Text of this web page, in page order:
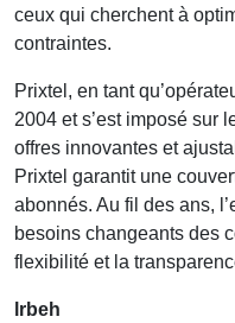
ceux qui cherchent à
contraintes.
Prixtel, en tant
2004 et s’est imposé sur
offres innovantes et
Prixtel garantit une
abonnés. Au fil des ans,
besoins changeants des
flexibilité et la
lrbeh